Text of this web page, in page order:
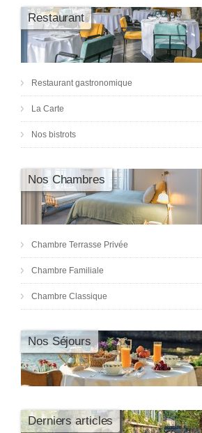
Restaurant
Restaurant gastronomique
La Carte
Nos bistrots
Nos Chambres
Chambre Terrasse Privée
Chambre Familiale
Chambre Classique
Nos Séjours
Derniers articles